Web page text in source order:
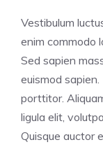
Vestibulum
enim commodo
Sed sapien
euismod
porttitor.
ligula elit,
Quisque auctor